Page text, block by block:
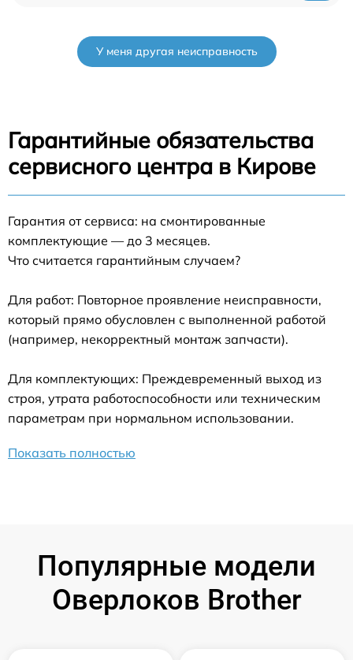
У меня другая неисправность
Гарантийные обязательства
сервисного центра в Кирове
Гарантия от сервиса: на смонтированные
комплектующие — до 3 месяцев.
Что считается гарантийным случаем?
Для работ: Повторное проявление неисправности,
который прямо обусловлен с выполненной работой
(например, некорректный монтаж запчасти).
Для комплектующих: Преждевременный выход из
строя, утрата работоспособности или техническим
параметрам при нормальном использовании.
Показать полностью
Популярные модели
Оверлоков Brother